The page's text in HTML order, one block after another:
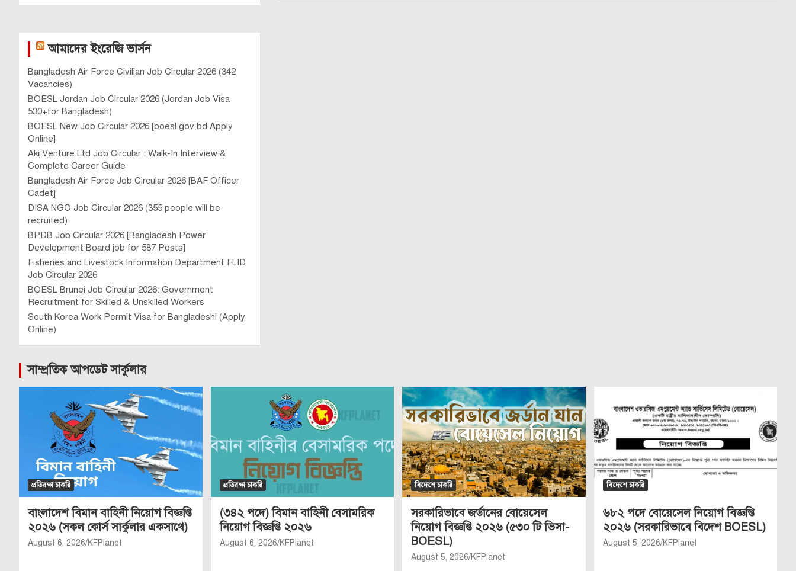
আমাদের ইংরেজি ভার্সন
Bangladesh Air Force Civilian Job Circular 2026 (342
Vacancies)
BOESL Jordan Job Circular 2026 (Jordan Job Visa
530+for Bangladesh)
BOESL New Job Circular 2026 [boesl.gov.bd Apply
Online]
Akij Venture Ltd Job Circular : Walk-In Interview &
Complete Career Guide
Bangladesh Air Force Job Circular 2026 [BAF Officer
Cadet]
DISA NGO Job Circular 2026 (355 people will be
recruited)
BPDB Job Circular 2026 [Bangladesh Power
Development Board job for 587 Posts]
Fisheries and Livestock Information Department FLID
Job Circular 2026
BOESL Brunei Job Circular 2026: Government
Recruitment for Skilled & Unskilled Workers
South Korea Work Permit Visa for Bangladeshi (Apply
Online)
সাম্প্রতিক আপডেট সার্কুলার
প্রতিরক্ষা চাকরি
বাংলাদেশ বিমান বাহিনী নিয়োগ বিজ্ঞপ্তি
২০২৬ (সকল কোর্স সার্কুলার একসাথে)
August 6, 2026 KFPlanet
প্রতিরক্ষা চাকরি
(৩৪২ পদে) বিমান বাহিনী বেসামরিক
নিয়োগ বিজ্ঞপ্তি ২০২৬
August 6, 2026 KFPlanet
বিদেশে চাকরি
সরকারিভাবে জর্ডানের বোয়েসেল
নিয়োগ বিজ্ঞপ্তি ২০২৬ (৫৩০ টি ভিসা-
BOESL)
August 5, 2026 KFPlanet
বিদেশে চাকরি
৬৮২ পদে বোয়েসেল নিয়োগ বিজ্ঞপ্তি
২০২৬ (সরকারিভাবে বিদেশ BOESL)
August 5, 2026 KFPlanet